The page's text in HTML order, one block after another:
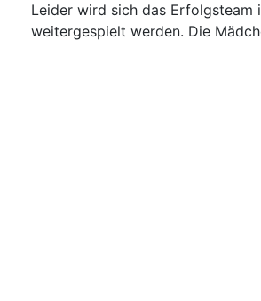
Leider wird sich das Erfolgsteam
weitergespielt werden. Die